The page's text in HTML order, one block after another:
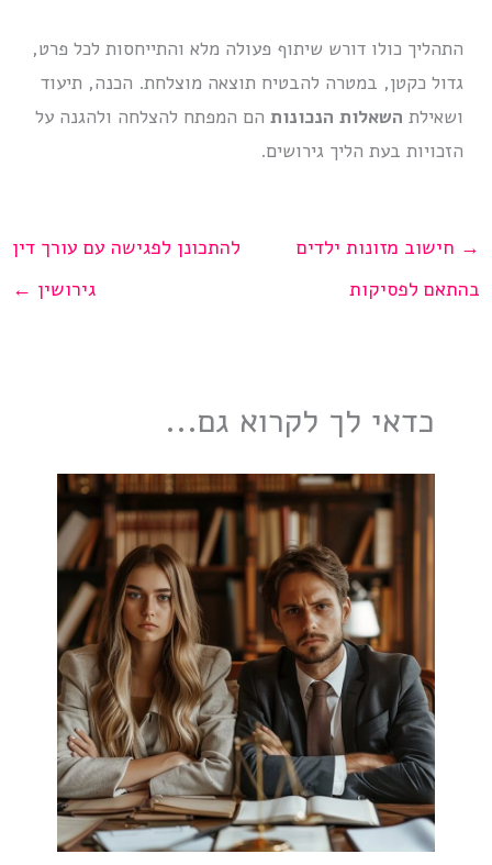
התהליך כולו דורש שיתוף פעולה מלא והתייחסות לכל פרט,
גדול כקטן, במטרה להבטיח תוצאה מוצלחת. הכנה, תיעוד
ושאילת השאלות הנכונות הם המפתח להצלחה ולהגנה על
הזכויות בעת הליך גירושים.
להתכונן לפגישה עם עורך דין
גירושין ←
→ חישוב מזונות ילדים
בהתאם לפסיקות
כדאי לך לקרוא גם...